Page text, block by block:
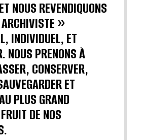
NOUS REVENDIQUONS
»
INDIVIDUEL, ET
NOUS PRENONS À
CONSERVER,
ET
PLUS GRAND
DE NOS